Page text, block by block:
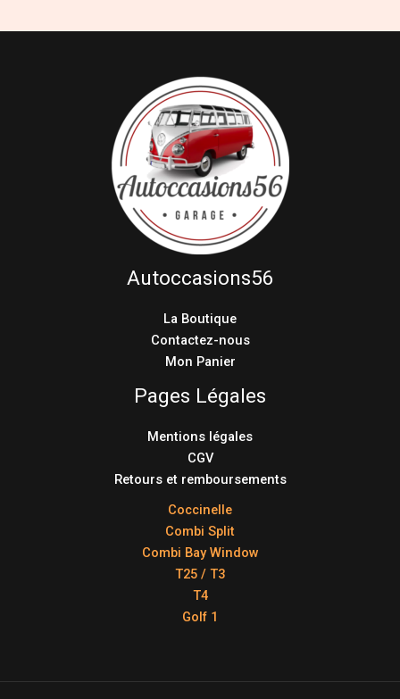
Autoccasions56
La Boutique
Contactez-nous
Mon Panier
Pages Légales
Mentions légales
CGV
Retours et remboursements
Coccinelle
Combi Split
Combi Bay Window
T25 / T3
T4
Golf 1